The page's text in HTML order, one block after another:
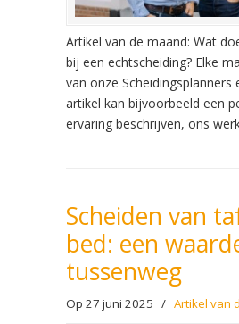
Artikel van de maand: Wat
bij een echtscheiding? Elke
van onze Scheidingsplanners
artikel kan bijvoorbeeld een
ervaring beschrijven, ons
Scheiden van
bed: een
tussenweg
Op 27 juni 2025 / Artikel van